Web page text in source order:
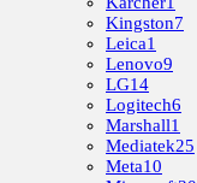
Kingston7
Leica1
Lenovo9
LG14
Logitech6
Marshall1
Mediatek25
Meta10